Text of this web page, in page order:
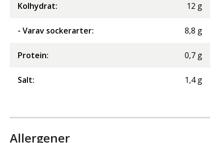
Kolhydrat: 12 g
- Varav sockerarter: 8,8 g
Protein: 0,7 g
Salt: 1,4 g
Allergener